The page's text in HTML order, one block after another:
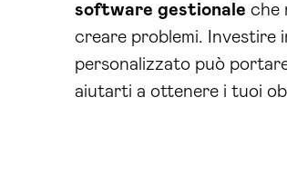
software gestionale che
creare problemi. Investire
personalizzato può
aiutarti a ottenere i tuoi